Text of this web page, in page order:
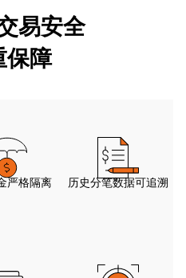
易安全
保障
严格隔离 历史分笔数据可追溯